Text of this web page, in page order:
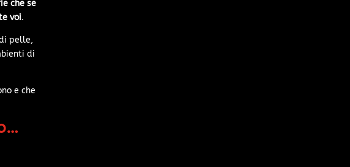
che se
voi.
pelle,
di
e che